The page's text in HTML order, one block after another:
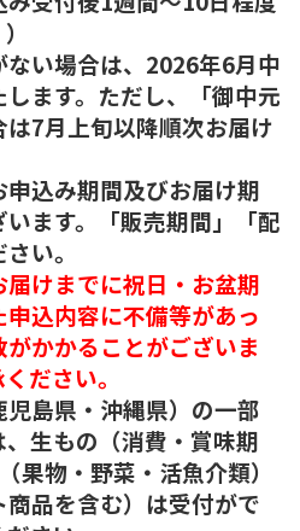
い場合は、2026年6月中
ます。ただし、「御中元
7月上旬以降順次お届け
込み期間及びお届け期
ます。「販売期間」「配
い。
けまでに祝日・お盆期
込内容に不備等があっ
かかることがございま
ださい。
島県・沖縄県）の一部
生もの（消費・賞味期
果物・野菜・活魚介類）
品を含む）は受付がで